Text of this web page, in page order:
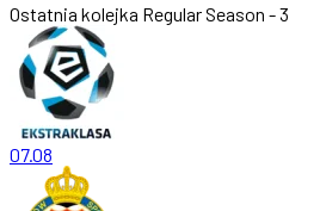
Ostatnia kolejka Regular Season - 3
07.08